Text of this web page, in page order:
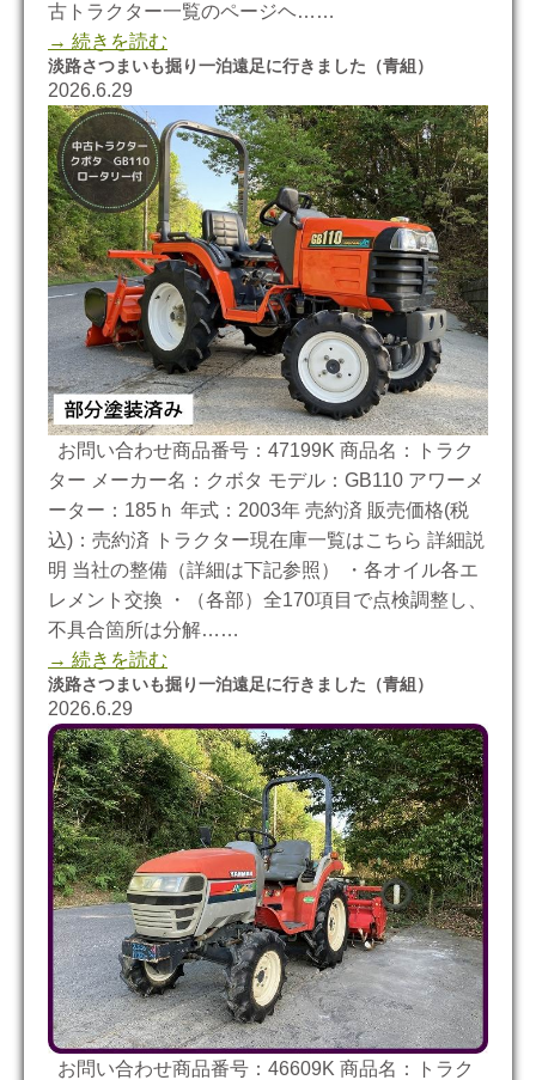
古トラクター一覧のページヘ……
→ 続きを読む
淡路さつまいも掘り一泊遠足に行きました（青組）
2026.6.29
お問い合わせ商品番号：47199K 商品名：トラク
ター メーカー名：クボタ モデル：GB110 アワーメ
ーター：185ｈ 年式：2003年 売約済 販売価格(税
込)：売約済 トラクター現在庫一覧はこちら 詳細説
明 当社の整備（詳細は下記参照） ・各オイル各エ
レメント交換 ・（各部）全170項目で点検調整し、
不具合箇所は分解……
→ 続きを読む
淡路さつまいも掘り一泊遠足に行きました（青組）
2026.6.29
お問い合わせ商品番号：46609K 商品名：トラク